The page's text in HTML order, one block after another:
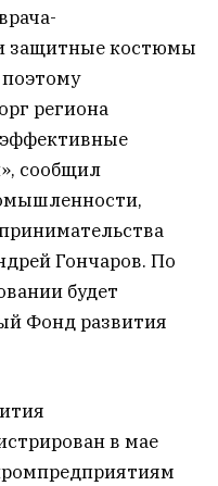
защитные костюмы
региона
эффективные
сообщил
Гончаров. По
будет
Фонд развития
в мае